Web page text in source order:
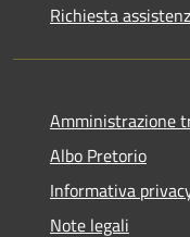
Richiesta
Amministrazione
Albo Pretorio
Informativa
Note legali